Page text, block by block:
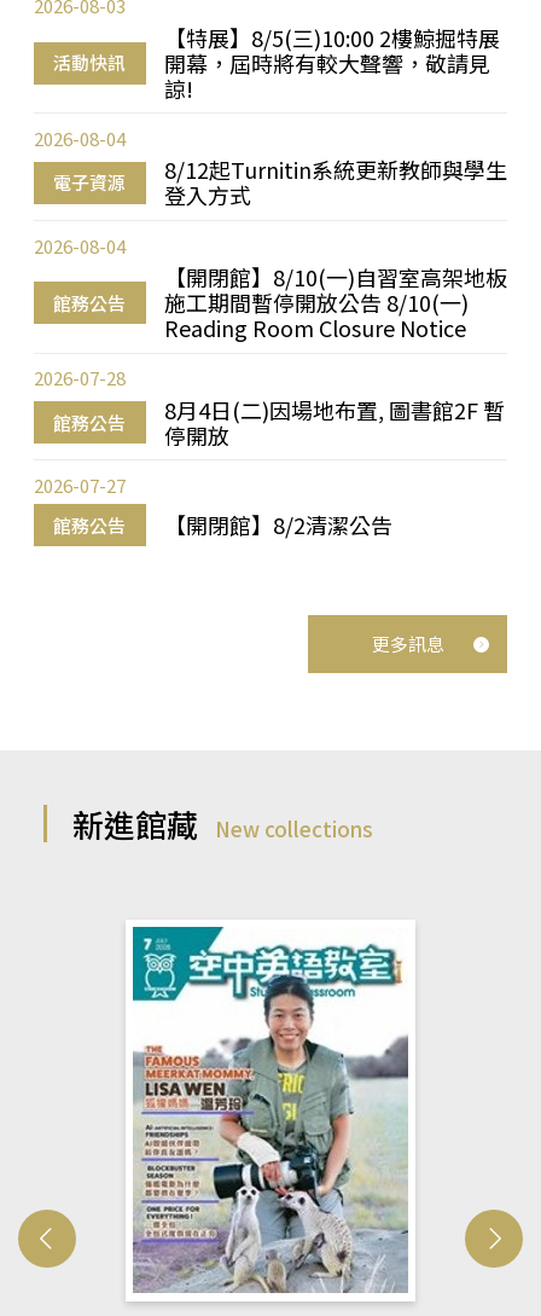
活動快訊
【特展】8/5(三)10:00 2樓鯨掘特展
開幕，屆時將有較大聲響，敬請見
諒!
2026-08-03
電子資源
8/12起Turnitin系統更新教師與學生
登入方式
2026-08-04
館務公告
【開閉館】8/10(一)自習室高架地板
施工期間暫停開放公告 8/10(一)
Reading Room Closure Notice
2026-08-04
館務公告
8月4日(二)因場地布置, 圖書館2F 暫
停開放
2026-07-28
館務公告 【開閉館】8/2清潔公告
2026-07-27
更多訊息
新進館藏 New collections